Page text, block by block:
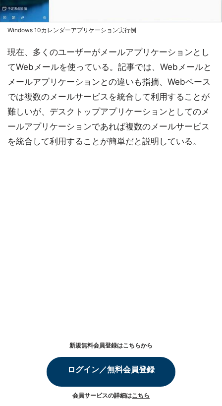
Windows 10カレンダーアプリケーション実行例
現在、多くのユーザーがメールアプリケーションとし
てWebメールを使っている。記事では、Webメールと
メールアプリケーションとの違いも指摘、Webベース
では複数のメールサービスを統合して利用することが
難しいが、デスクトップアプリケーションとしてのメ
ールアプリケーションであれば複数のメールサービス
を統合して利用することが簡単だと説明している。
新規無料会員登録はこちらから
ログイン／無料会員登録
会員サービスの詳細はこちら